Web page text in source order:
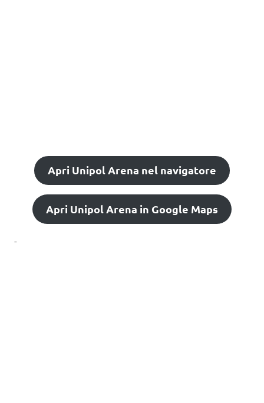
Apri Unipol Arena nel navigatore
Apri Unipol Arena in Google Maps
-